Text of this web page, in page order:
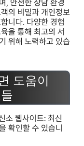
, 안전한 상담 환경
의 비밀과 개인정보
니다. 다양한 경험
을 통해 최고의 서
위해 노력하고 있습
도움이
소 웹사이트: 최신
확인할 수 있습니